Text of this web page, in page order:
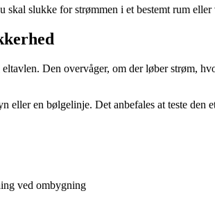
slukke for strømmen i et bestemt rum
Den overvåger, om der løber strøm,
en bølgelinje. Det anbefales at teste
ved ombygning